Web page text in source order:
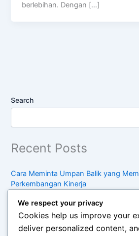
berlebihan. Dengan […]
Search
Recent Posts
Cara Meminta Umpan Balik yang
Perkembangan Kinerja
Strategi Membangun Portofolio
Menunjukkan Kompetensi
Panduan Meningkatkan Keterampilan
We respect your privacy
Cookies help us improve your
deliver personalized content,